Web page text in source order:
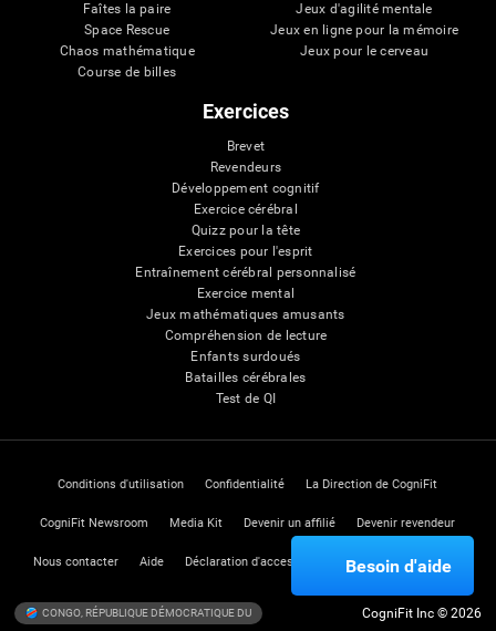
Faîtes la paire
Space Rescue
Chaos mathématique
Course de billes
Jeux d'agilité mentale
Jeux en ligne pour la mémoire
Jeux pour le cerveau
Exercices
Brevet
Revendeurs
Développement cognitif
Exercice cérébral
Quizz pour la tête
Exercices pour l'esprit
Entraînement cérébral personnalisé
Exercice mental
Jeux mathématiques amusants
Compréhension de lecture
Enfants surdoués
Batailles cérébrales
Test de QI
Conditions d'utilisation Confidentialité La Direction de CogniFit
CogniFit Newsroom Media Kit Devenir un affilié Devenir revendeur
Nous contacter Aide Déclaration d'accessibilité Centre de Confiance
CONGO, RÉPUBLIQUE DÉMOCRATIQUE DU CogniFit Inc © 2026
Besoin d'aide